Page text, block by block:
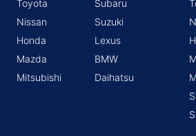
Toyota
Nissan
Honda
Mazda
Mitsubishi
Subaru
Suzuki
Lexus
BMW
Daihatsu